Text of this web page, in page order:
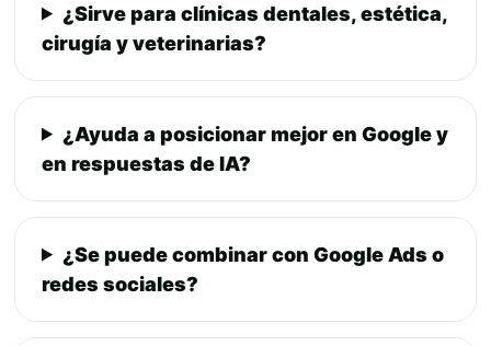
¿Sirve para clínicas dentales, estética,
cirugía y veterinarias?
¿Ayuda a posicionar mejor en Google y
en respuestas de IA?
¿Se puede combinar con Google Ads o
redes sociales?